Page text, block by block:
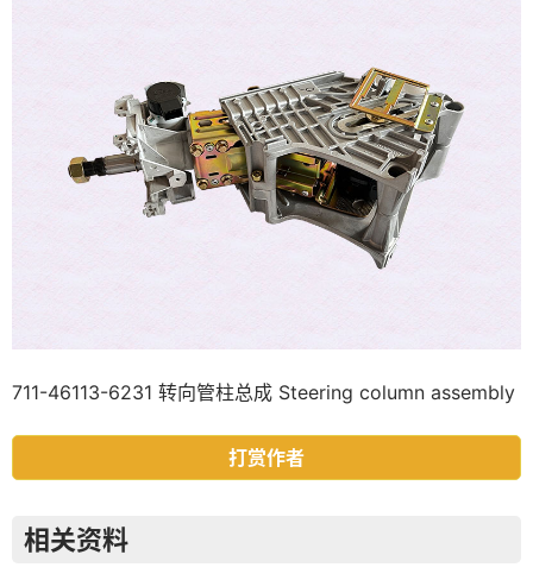
711-46113-6231 转向管柱总成 Steering column assembly
打赏作者
相关资料